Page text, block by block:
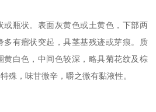
或瓶状。表面灰黄色或土黄色，下部两
多有瘤状突起，具茎基残迹或芽痕。质
黄白色，中间色较深，略具菊花纹及棕
殊，味甘微辛，嚼之微有黏液性。